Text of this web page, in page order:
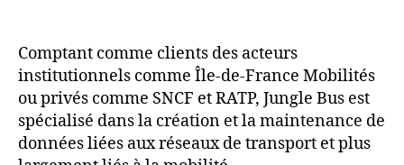
Comptant comme clients des acteurs
institutionnels comme Île-de-France Mobilités
ou privés comme SNCF et RATP, Jungle Bus est
spécialisé dans la création et la maintenance de
données liées aux réseaux de transport et plus